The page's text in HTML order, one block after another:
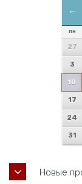
←
ПН
27
3
10
17
24
31
Новые